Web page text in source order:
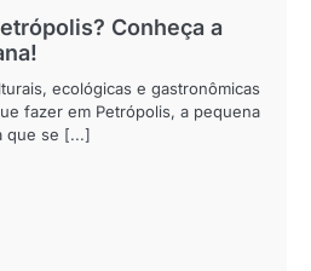
Conheça a
ecológicas e gastronômicas
fazer em Petrópolis, a pequena
que se [...]